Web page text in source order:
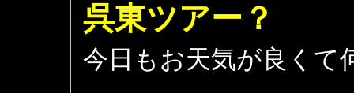
呉東ツアー？
今日もお天気が良くて